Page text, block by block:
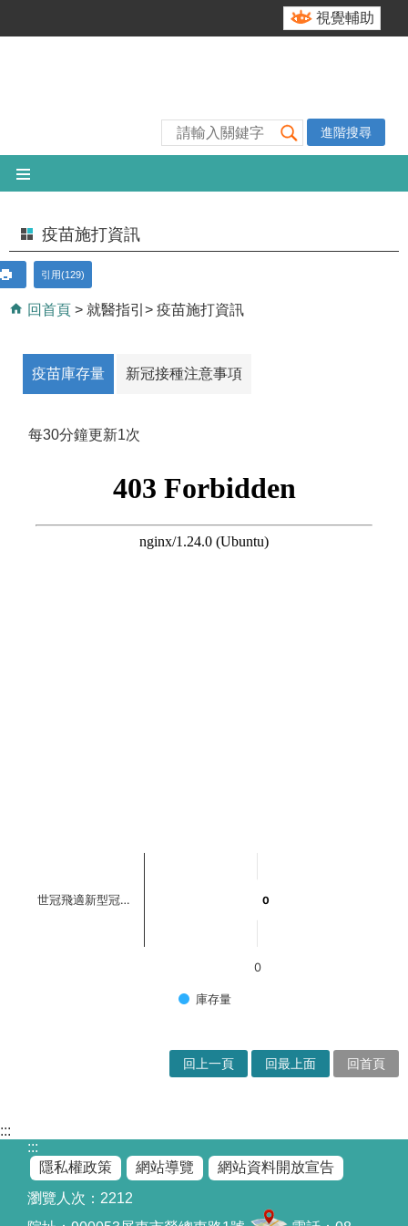
視覺輔助
進階搜尋
疫苗施打資訊
引用(129)
回首頁 就醫指引 疫苗施打資訊
疫苗庫存量 新冠接種注意事項
每30分鐘更新1次
0
0
庫存量
0
世冠飛適新型冠…
回上一頁 回最上面 回首頁
:::
:::
隱私權政策
網站導覽
網站資料開放宣告
瀏覽人次： 2212